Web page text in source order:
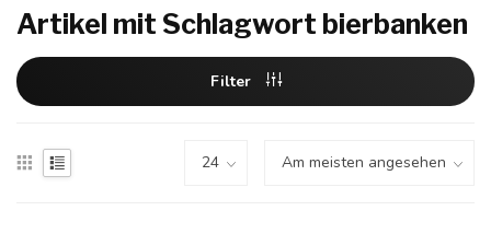
Artikel mit Schlagwort bierbanken
Filter